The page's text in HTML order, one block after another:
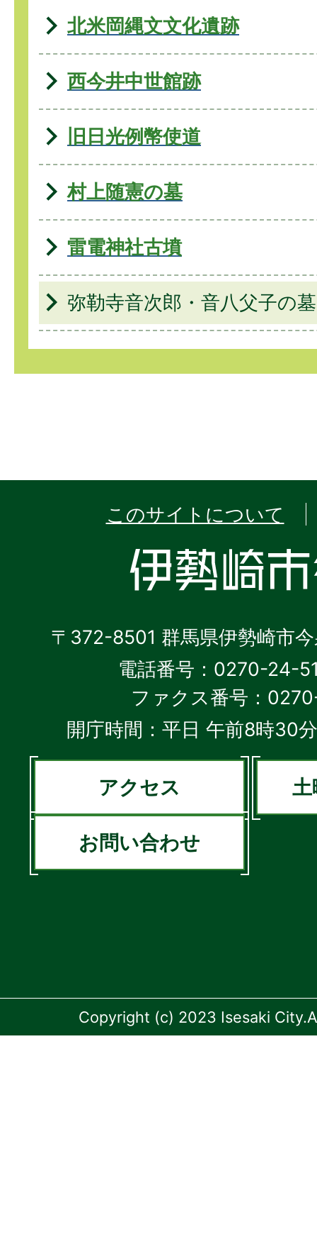
北米岡縄文文化遺跡
西今井中世館跡
旧日光例幣使道
村上随憲の墓
雷電神社古墳
弥勒寺音次郎・音八父子の墓
このサイトについて
〒372-8501 群馬県伊勢崎市
電話番号：0270-24-
ファクス番号：
開庁時間：平日 午前8時30
アクセス 土
お問い合わせ
Copyright (c) 2023 Isesaki